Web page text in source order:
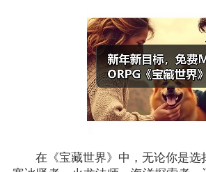
在《宝藏世界》中，无论你是选